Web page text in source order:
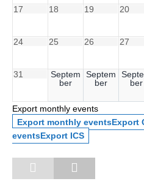
17 18 19 20
24 25 26 27
31
Septem
ber
Septem
ber
ber
Export monthly events
Export monthly eventsExport
eventsExport ICS